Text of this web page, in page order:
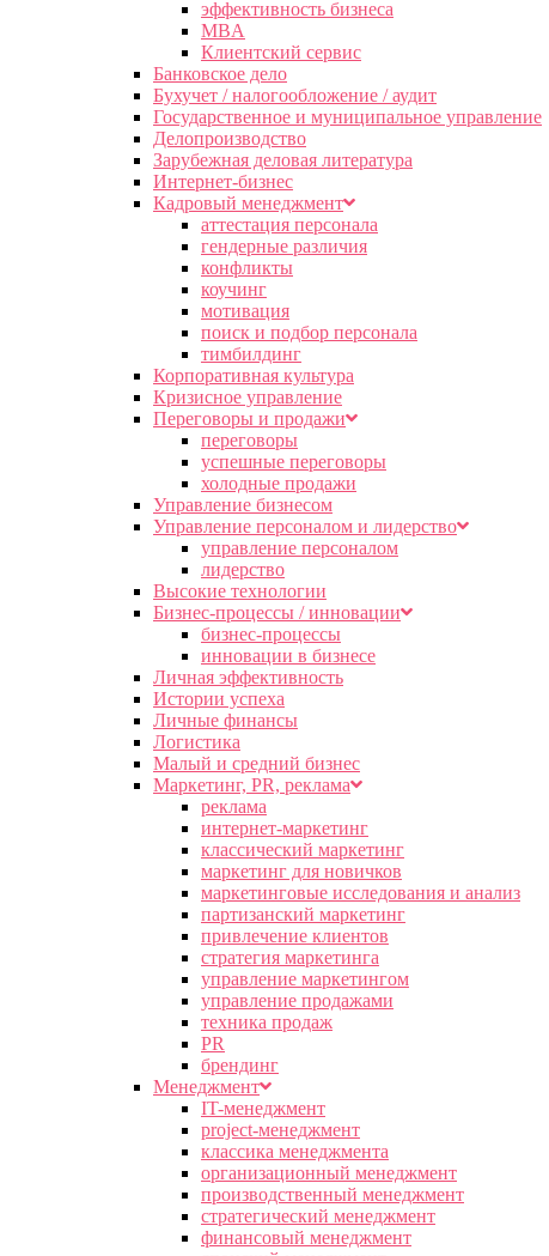
эффективность бизнеса
MBA
Клиентский сервис
Банковское дело
Бухучет / налогообложение / аудит
Государственное и муниципальное управление
Делопроизводство
Зарубежная деловая литература
Интернет-бизнес
Кадровый менеджмент
аттестация персонала
гендерные различия
конфликты
коучинг
мотивация
поиск и подбор персонала
тимбилдинг
Корпоративная культура
Кризисное управление
Переговоры и продажи
переговоры
успешные переговоры
холодные продажи
Управление бизнесом
Управление персоналом и лидерство
управление персоналом
лидерство
Высокие технологии
Бизнес-процессы / инновации
бизнес-процессы
инновации в бизнесе
Личная эффективность
Истории успеха
Личные финансы
Логистика
Малый и средний бизнес
Маркетинг, PR, реклама
реклама
интернет-маркетинг
классический маркетинг
маркетинг для новичков
маркетинговые исследования и анализ
партизанский маркетинг
привлечение клиентов
стратегия маркетинга
управление маркетингом
управление продажами
техника продаж
PR
брендинг
Менеджмент
IT-менеджмент
project-менеджмент
классика менеджмента
организационный менеджмент
производственный менеджмент
стратегический менеджмент
финансовый менеджмент